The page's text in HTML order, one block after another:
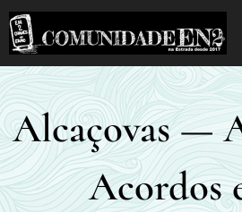
Alcaçovas —
Acordos